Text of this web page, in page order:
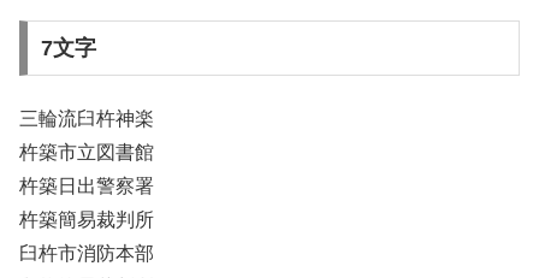
7文字
三輪流臼杵神楽
杵築市立図書館
杵築日出警察署
杵築簡易裁判所
臼杵市消防本部